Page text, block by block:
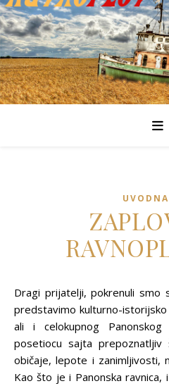
UVODNA
Dragi prijatelji, pokrenuli smo sajt RAVNOPLOV u želji da
predstavimo kulturno-
ali i celokupnog
posetiocu sajta prepoznatljiv
običaje, lepote i zanimljivosti,
Kao što je i Panonska